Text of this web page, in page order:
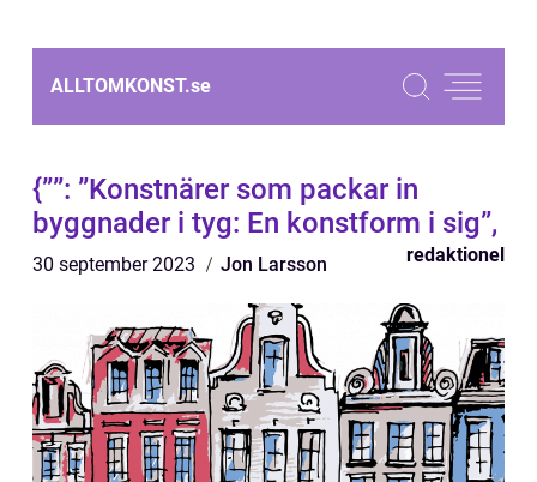
ALLTOMKONST.se
{””: ”Konstnärer som packar in
byggnader i tyg: En konstform i sig”,
30 september 2023 Jon Larsson redaktionel